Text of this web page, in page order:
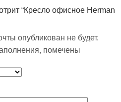
“Кресло офисное Herman
опубликован не будет.
помечены